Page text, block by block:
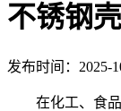
不锈钢
发布时间：2025-
在化工、食